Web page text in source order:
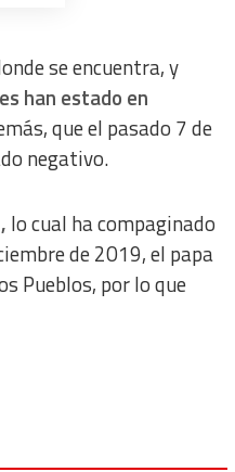
se encuentra, y
han estado en
que el pasado 7 de
negativo.
lo cual ha compaginado
de 2019, el papa
Pueblos, por lo que